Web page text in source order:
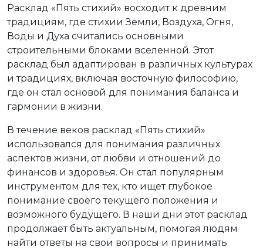
Расклад «Пять стихий» восходит к древним
традициям, где стихии Земли, Воздуха, Огня,
Воды и Духа считались основными
строительными блоками вселенной. Этот
расклад был адаптирован в различных культурах
и традициях, включая восточную философию,
где он стал основой для понимания баланса и
гармонии в жизни.
В течение веков расклад «Пять стихий»
использовался для понимания различных
аспектов жизни, от любви и отношений до
финансов и здоровья. Он стал популярным
инструментом для тех, кто ищет глубокое
понимание своего текущего положения и
возможного будущего. В наши дни этот расклад
продолжает быть актуальным, помогая людям
найти ответы на свои вопросы и принимать